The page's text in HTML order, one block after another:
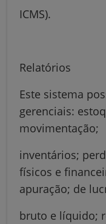
ICMS).
Relatórios
Este sistema
gerenciais:
movimentação;
inventários;
físicos e
apuração; de
bruto e líquido;